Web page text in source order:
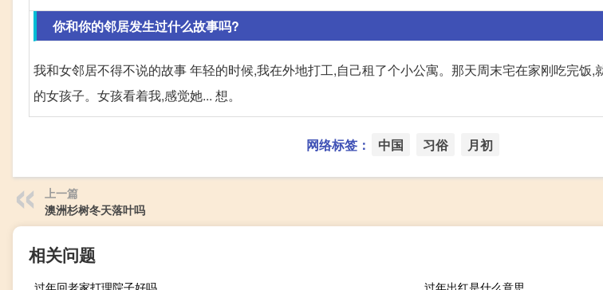
你和你的邻居发生过什么故事吗?
我和女邻居不得不说的故事 年轻的时候,我在外地打工,自己租了个小公寓。那天周末宅在家刚吃完饭,
的女孩子。女孩看着我,感觉她... 想。
网络标签： 中国 习俗 月初
上一篇
澳洲杉树冬天落叶吗
相关问题